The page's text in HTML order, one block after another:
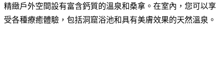
精緻戶外空間設有富含鈣質的溫泉和桑拿。在室內，您可以享
受各種療癒體驗，包括洞窟浴池和具有美膚效果的天然溫泉。